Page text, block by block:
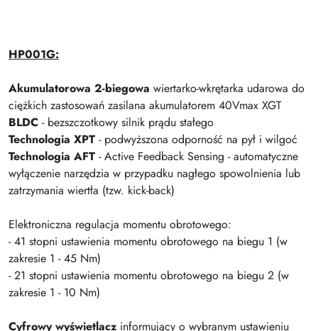
HP001G:
Akumulatorowa 2-biegowa wiertarko-wkrętarka udarowa do
ciężkich zastosowań zasilana akumulatorem 40Vmax XGT
BLDC - bezszczotkowy silnik prądu stałego
Technologia XPT - podwyższona odporność na pył i wilgoć
Technologia AFT - Active Feedback Sensing - automatyczne
wyłączenie narzędzia w przypadku nagłego spowolnienia lub
zatrzymania wiertła (tzw. kick-back)
Elektroniczna regulacja momentu obrotowego:
- 41 stopni ustawienia momentu obrotowego na biegu 1 (w
zakresie 1 - 45 Nm)
- 21 stopni ustawienia momentu obrotowego na biegu 2 (w
zakresie 1 - 10 Nm)
Cyfrowy wyświetlacz informujący o wybranym ustawieniu